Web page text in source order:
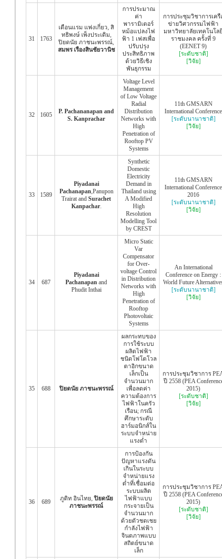
31 1763
เดือนแรม แพ่งเกี่ยว, สิ
ทธิพงษ์ เพ็งประเดิม,
ปิยดนัย ภาชนะพรรณ์,
สมพร เรืองสินชัยวานิช
การประมาณ
ค่า
พารามิเตอร์
หม้อแปลงไฟ
ฟ้า 1 เฟสเพื่อ
ปรับปรุง
ประสิทธิภาพ
ด้วยวิธีเชิง
พันธุกรรม
การประชุมวิชาการเครื
ข่ายวิศวกรรมไฟฟ้า
มหาวิทยาลัยเทคโนโล
ราชมงคล ครั้งที่ 9
(EENET 9)
[ระดับชาติ]
[วิจัย]
32 1605 P. Pachananapan and
S. Kanprachar
Voltage Level
Management
of Low Voltage
Radial
Distribution
Networks with
High
Penetration of
Rooftop PV
Systems
11th GMSARN
International Conference
[ระดับนานาชาติ]
[วิจัย]
33 1589
Piyadanai
Pachanapan ,Panupon
Trairat and Surachet
Kanpachar.
Synthetic
Domestic
Electricity
Demand in
Thailand using
A Modified
High
Resolution
Modelling Tool
by CREST
11th GMSARN
International Conference
2016
[ระดับนานาชาติ]
[วิจัย]
34 687
Piyadanai
Pachanapan and
Phudit Inthai
Micro Static
Var
Compensator
for Over-
voltage Control
in Distribution
Networks with
High
Penetration of
Rooftop
Photovoltaic
Systems
An International
Conference on Energy :
World Future
[ระดับนานาชาติ]
[วิจัย]
35 688 ปิยดนัย ภาชนะพรรณ์
ผลกระทบของ
การใช้ระบบ
ผลิตไฟฟ้า
ชนิดโฟโตโวล
ตาอิกขนาด
เล็กเป็น
จำนวนมาก
เพื่อลดค่า
ความต้องการ
ไฟฟ้าในครัว
เรือน; กรณี
ศึกษาระดับ
ฮาร์มอนิกส์ใน
ระบบจำหน่าย
แรงต่ำ
การประชุมวิชาการ
ปี 2558 (PEA
2015)
[ระดับชาติ]
[วิจัย]
36 689 ภูดิท อินไทย,ปิยดนัย
ภาชนะพรรณ์
การป้องกัน
ปัญหาแรงดัน
เกินในระบบ
จำหน่ายแรง
ต่ำที่เชื่อมต่อ
ระบบผลิต
ไฟฟ้าแบบ
กระจายเป็น
จำนวนมาก
ด้วยตัวชดเชย
กำลังไฟฟ้า
จินตภาพแบบ
สถิตย์ขนาด
เล็ก
การประชุมวิชาการ
ปี 2558 (PEA
2015)
[ระดับชาติ]
[วิจัย]